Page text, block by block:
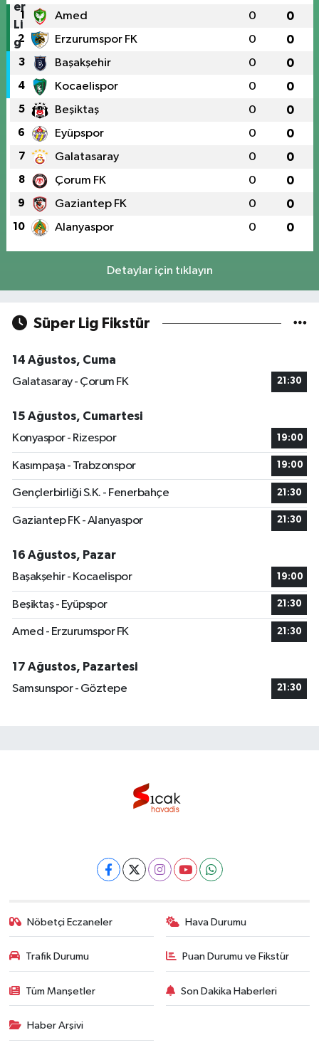
1 Amed 0 0
2 Erzurumspor FK 0 0
3 Başakşehir 0 0
4 Kocaelispor 0 0
5 Beşiktaş 0 0
6 Eyüpspor 0 0
7 Galatasaray 0 0
8 Çorum FK 0 0
9 Gaziantep FK 0 0
10 Alanyaspor 0 0
Detaylar için tıklayın
Süper Lig Fikstür
14 Ağustos, Cuma
Galatasaray - Çorum FK
21:30
15 Ağustos, Cumartesi
Konyaspor - Rizespor
19:00
Kasımpaşa - Trabzonspor 19:00
Gençlerbirliği S.K. - Fenerbahçe 21:30
Gaziantep FK - Alanyaspor 21:30
16 Ağustos, Pazar
Başakşehir - Kocaelispor
19:00
Beşiktaş - Eyüpspor 21:30
Amed - Erzurumspor FK 21:30
17 Ağustos, Pazartesi
Samsunspor - Göztepe
21:30
Nöbetçi Eczaneler Hava Durumu
Trafik Durumu Puan Durumu ve Fikstür
Tüm Manşetler Son Dakika Haberleri
Haber Arşivi